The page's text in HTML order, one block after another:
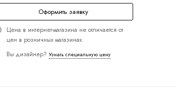
Оформить заявку
Цена в интернет-магазина не отличается от
цен в розничных магазинах.
Вы дизайнер? Узнать специальную цену